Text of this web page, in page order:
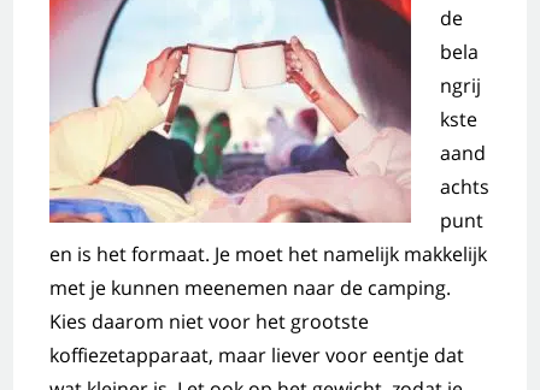
de
bela
ngrij
kste
aand
achts
punt
en is het formaat. Je moet het namelijk makkelijk
met je kunnen meenemen naar de camping.
Kies daarom niet voor het grootste
koffiezetapparaat, maar liever voor eentje dat